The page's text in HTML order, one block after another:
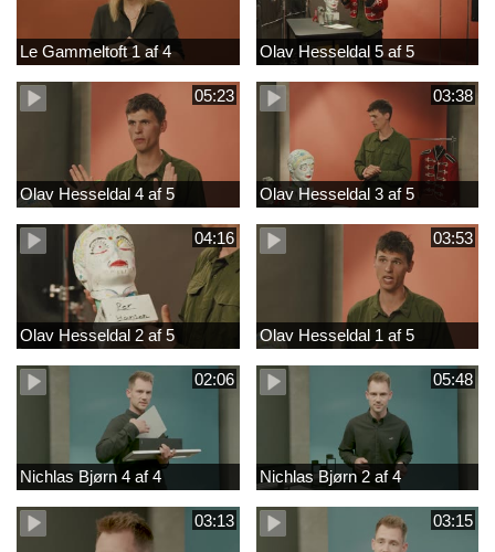
Le Gammeltoft 1 af 4 Olav Hesseldal 5 af 5
05:23
Olav Hesseldal 4 af 5
03:38
Olav Hesseldal 3 af 5
04:16
Olav Hesseldal 2 af 5
03:53
Olav Hesseldal 1 af 5
02:06
Nichlas Bjørn 4 af 4
05:48
Nichlas Bjørn 2 af 4
03:13 03:15